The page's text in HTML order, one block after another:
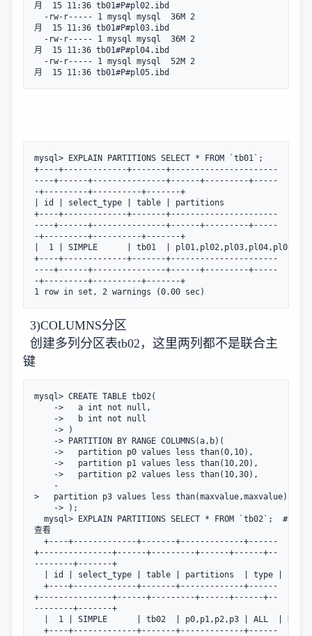
月  15 11:36 tb01#P#pl02.ibd
-rw-r----- 1 mysql mysql  36M 2
月  15 11:36 tb01#P#pl03.ibd
-rw-r----- 1 mysql mysql  36M 2
月  15 11:36 tb01#P#pl04.ibd
-rw-r----- 1 mysql mysql  52M 2
月  15 11:36 tb01#P#pl05.ibd
mysql> EXPLAIN PARTITIONS SELECT * FROM `tb01`;
+----+-------------+-------+----------------------
----+------+---------------+------+---------+-----
-+---------+----------+-------+
| id | select_type | table | partitions
+----+-------------+-------+----------------------
----+------+---------------+------+---------+-----
-+---------+----------+-------+
|  1 | SIMPLE      | tb01  | pl01,pl02,pl03,pl04,pl05 |
+----+-------------+-------+----------------------
----+------+---------------+------+---------+-----
-+---------+----------+-------+
1 row in set, 2 warnings (0.00 sec)
3)COLUMNS分区
创建多列分区表tb02，这里两列都不是联合主
键
mysql> CREATE TABLE tb02(
->   a int not null,
->   b int not null
-> )
-> PARTITION BY RANGE COLUMNS(a,b)(
->   partition p0 values less than(0,10),
->   partition p1 values less than(10,20),
->   partition p2 values less than(10,30),
-
>   partition p3 values less than(maxvalue,maxvalue)
-> );
mysql> EXPLAIN PARTITIONS SELECT * FROM `tb02`;  #
查看
+----+-------------+-------+-------------+------
+---------------+------+---------+------+------+--
--------+-------+
| id | select_type | table | partitions  | type |
+----+-------------+-------+-------------+------
+---------------+------+---------+------+------+--
--------+-------+
|  1 | SIMPLE      | tb02  | p0,p1,p2,p3 | ALL  | NULL
+----+-------------+-------+-------------+------